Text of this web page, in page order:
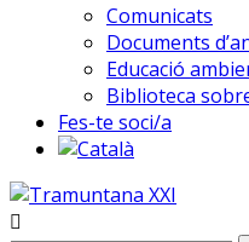
Comunicats
Documents
Educació
Biblioteca
Fes-te soci/a